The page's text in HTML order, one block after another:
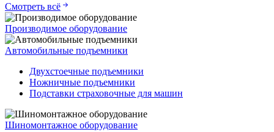
Смотреть всё
Производимое оборудование
Автомобильные подъемники
Двухстоечные подъемники
Ножничные подъемники
Подставки страховочные для машин
Шиномонтажное оборудование